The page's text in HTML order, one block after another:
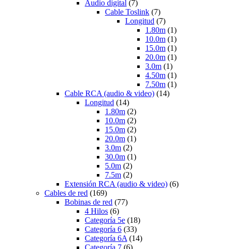
Audio digital (7)
Cable Toslink (7)
Longitud (7)
1.80m (1)
10.0m (1)
15.0m (1)
20.0m (1)
3.0m (1)
4.50m (1)
7.50m (1)
Cable RCA (audio & video) (14)
Longitud (14)
1.80m (2)
10.0m (2)
15.0m (2)
20.0m (1)
3.0m (2)
30.0m (1)
5.0m (2)
7.5m (2)
Extensión RCA (audio & video) (6)
Cables de red (169)
Bobinas de red (77)
4 Hilos (6)
Categoría 5e (18)
Categoría 6 (33)
Categoría 6A (14)